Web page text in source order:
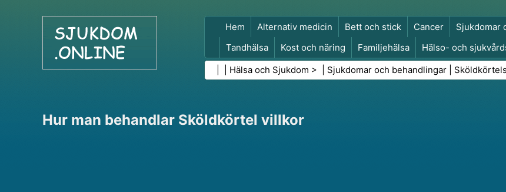
Hem Alternativ medicin Bett och stick Cancer
Sjukdomar
Tandhälsa
Kost och näring Familjehälsa Hälso- och
Folkhälsa och säkerhet
Kirurgi och ingrepp Hälsa
Hälsa och Sjukdom > | Sjukdomar och behandlingar
Hur man behandlar Sköldkörtel villkor